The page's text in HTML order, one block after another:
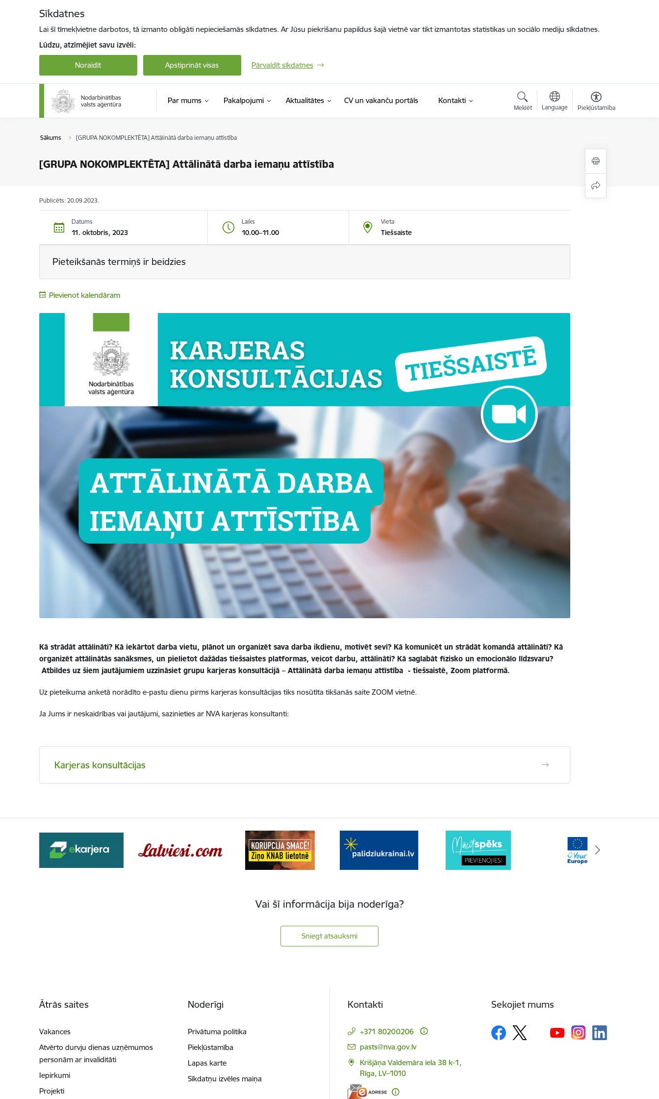
Sīkdatnes
Lai šī tīmekļvietne darbotos, tā izmanto obligāti nepieciešamās sīkdatnes. Ar Jūsu piekrišanu papildus šajā vietnē var tikt izmantotas statistikas un sociālo mediju sīkdatnes.
Lūdzu, atzīmējiet savu izvēli:
Noraidīt Apstiprināt visas Pārvaldīt sīkdatnes
Par mums Pakalpojumi Aktualitātes CV un vakanču portāls(Ārējā saite)
Kontakti
Meklēt Language Piekļūstamība
Sākums [GRUPA NOKOMPLEKTĒTA] Attālinātā darba iemaņu attīstība
[GRUPA NOKOMPLEKTĒTA] Attālinātā darba iemaņu attīstība
Publicēts: 20.09.2023.
Datums
11. oktobris, 2023
Laiks
10.00–11.00
Vieta
Tiešsaiste
Pieteikšanās termiņš ir beidzies
Pievienot kalendāram
Kā strādāt attālināti? Kā iekārtot darba vietu, plānot un organizēt sava darba ikdienu, motivēt sevi? Kā komunicēt un strādāt komandā attālināti? Kā
organizēt attālinātās sanāksmes, un pielietot dažādas tiešsaistes platformas, veicot darbu, attālināti? Kā saglabāt fizisko un emocionālo līdzsvaru?
Atbildes uz šiem jautājumiem uzzināsiet grupu karjeras konsultācijā – Attālinātā darba iemaņu attīstība - tiešsaistē, Zoom platformā.
Uz pieteikuma anketā norādīto e-pastu dienu pirms karjeras konsultācijas tiks nosūtīta tikšanās saite ZOOM vietnē.
Ja Jums ir neskaidrības vai jautājumi, sazinieties ar NVA karjeras konsultanti:
Karjeras konsultācijas
Vai šī informācija bija noderīga?
Sniegt atsauksmi
Ātrās saites
Vakances
Atvērto durvju dienas uzņēmumos
personām ar invaliditāti
Iepirkumi
Projekti
Noderīgi
Privātuma politika
Piekļūstamība
Lapas karte
Sīkdatņu izvēles maiņa
Kontakti
+371 80200206
E-pasts:
pasts@nva.gov.lv
Krišjāņa Valdemāra iela 38 k-1,
Rīga, LV–1010
Sekojiet mums